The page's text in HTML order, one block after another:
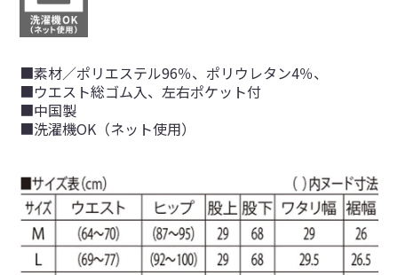
■素材／ポリエステル96％、ポリウレタン4％、
■ウエスト総ゴム入、左右ポケット付
■中国製
■洗濯機OK（ネット使用）